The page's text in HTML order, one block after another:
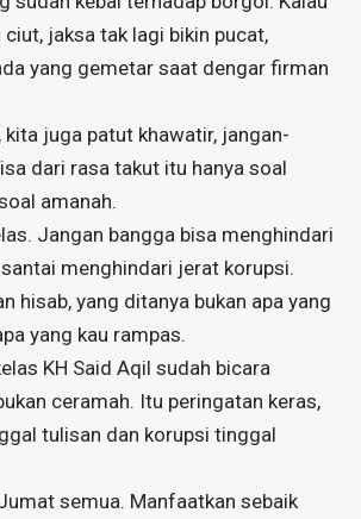
ciut, jaksa tak lagi bikin pucat,
yang gemetar saat dengar firman
kita juga patut khawatir, jangan-
dari rasa takut itu hanya soal
amanah.
Jangan bangga bisa menghindari
menghindari jerat korupsi.
hisab, yang ditanya bukan apa yang
yang kau rampas.
KH Said Aqil sudah bicara
ceramah. Itu peringatan keras,
tulisan dan korupsi tinggal
semua. Manfaatkan sebaik